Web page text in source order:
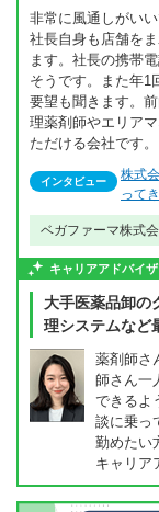
非常に風通しがい
社長自身も店舗を
ます。社長の携帯
そうです。また年1
要望も聞きます。
理薬剤師やエリア
ただける会社です。
インタビュー
株式
って
ベガファーマ株式
キャリアアドバイ
大手医薬品卸の
理システムなど
薬剤師さ
師さん一
できるよ
談に乗っ
勤めたい
キャリ